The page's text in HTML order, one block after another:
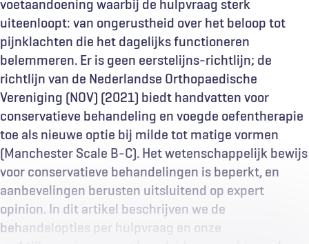
voetaandoening waarbij de hulpvraag sterk
uiteenloopt: van ongerustheid over het beloop tot
pijnklachten die het dagelijks functioneren
belemmeren. Er is geen eerstelijns-richtlijn; de
richtlijn van de Nederlandse Orthopaedische
Vereniging (NOV) (2021) biedt handvatten voor
conservatieve behandeling en voegde oefentherapie
toe als nieuwe optie bij milde tot matige vormen
(Manchester Scale B-C). Het wetenschappelijk bewijs
voor conservatieve behandelingen is beperkt, en
aanbevelingen berusten uitsluitend op expert
opinion. In dit artikel beschrijven we de
behandelopties per hulpvraag en onze